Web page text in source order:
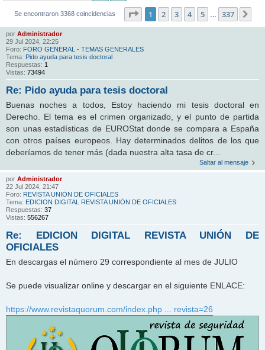
Se encontraron 3368 coincidencias Página de 337
1 2 3 4 5 … 337
por Administrador
29 Jul 2024, 22:25
Foro: FORO GENERAL - TEMAS GENERALES
Tema: Pido ayuda para tesis doctoral
Respuestas: 1
Vistas: 73494
Re: Pido ayuda para tesis doctoral
Buenas noches a todos, Estoy haciendo mi tesis doctoral en
Derecho. El tema es el crimen organizado, y el punto de partida
son unas estadísticas de EUROStat donde se compara a España
con otros países europeos. Hay determinados delitos de los que
deberíamos de tener más (dada nuestra alta tasa de cr...
Saltar al mensaje
por Administrador
22 Jul 2024, 21:47
Foro: REVISTA UNIÓN DE OFICIALES
Tema: EDICION DIGITAL REVISTA UNIÓN DE OFICIALES
Respuestas: 37
Vistas: 556267
Re: EDICION DIGITAL REVISTA UNIÓN DE
OFICIALES
En descargas el número 29 correspondiente al mes de JULIO
Se puede visualizar online y descargar en el siguiente ENLACE:
https://www.revistaquorum.com/index.php ... revista=26